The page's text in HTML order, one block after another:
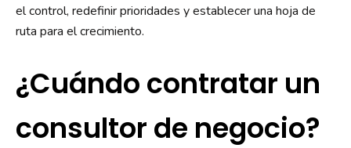
el control, redefinir prioridades y establecer una hoja de
ruta para el crecimiento.
¿Cuándo contratar un
consultor de negocio?